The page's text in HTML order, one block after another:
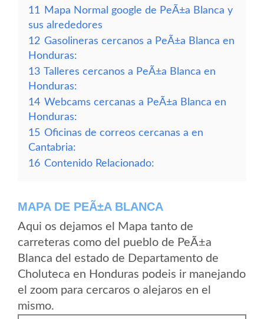
11
Mapa Normal google de PeÃ±a Blanca y
sus alrededores
12 Gasolineras cercanos a PeÃ±a Blanca en
Honduras:
13 Talleres cercanos a PeÃ±a Blanca en
Honduras:
14 Webcams cercanas a PeÃ±a Blanca en
Honduras:
15 Oficinas de correos cercanas a en
Cantabria:
16 Contenido Relacionado:
MAPA DE PEÃ±A BLANCA
Aqui os dejamos el Mapa tanto de
carreteras como del pueblo de PeÃ±a
Blanca del estado de Departamento de
Choluteca en Honduras podeis ir manejando
el zoom para cercaros o alejaros en el
mismo.